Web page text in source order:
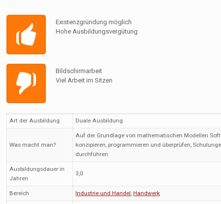
Existenzgründung möglich
Hohe Ausbildungsvergütung
Bildschirmarbeit
Viel Arbeit im Sitzen
Art der Ausbildung Duale Ausbildung
Was macht man?
Auf der Grundlage von mathematischen Modellen
konzipieren, programmieren und überprüfen,
durchführen
Ausbildungsdauer in
Jahren
3,0
Bereich Industrie und Handel,Handwerk